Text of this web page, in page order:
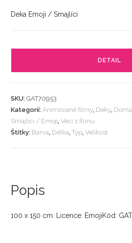
Deka Emoji / Smajlíci
DETAIL
SKU:GAT70953
Kategorií: Animované filmy, Deky,
Smajlíci / Emoji,Veci z filmu
Štítky: Barva, Délka,Typ,Velikost
Popis
100 x 150 cm. Licence: EmojiKód: